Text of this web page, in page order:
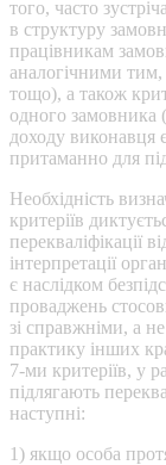
того, часто
в структуру
працівникам
аналогічними
тощо), а також
одного замовника
доходу
притаманно для
Необхідність
критеріїв
перекваліфікації
інтерпретації
є наслідком
проваджень
зі справжніми, а
практику інших
7-ми критеріїв, у
підлягають
наступні:
1) якщо особа